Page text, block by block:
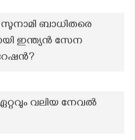
സുനാമി ബാധിതരെ
ഇന്ത്യൻ സേന
വലിയ നേവൽ